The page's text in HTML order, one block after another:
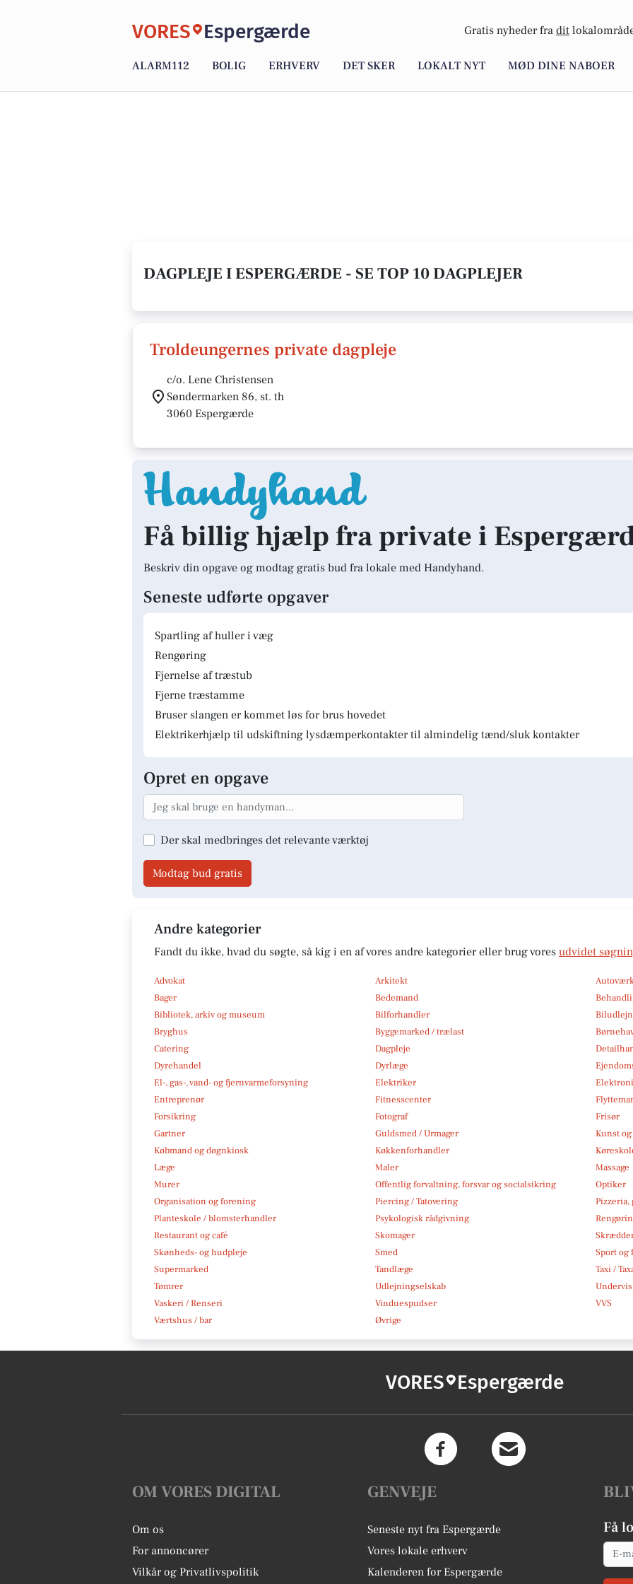
VORES Espergærde Gratis nyheder fra dit
ALARM112 BOLIG ERHVERV DET SKER LOKALT NYT MØD DINE NABOER
DAGPLEJE I ESPERGÆRDE - SE TOP 10 DAGPLEJER
Troldeungernes private dagpleje
c/o. Lene Christensen
Søndermarken 86, st. th
3060 Espergærde
Få billig hjælp fra private i
Beskriv din opgave og modtag gratis bud fra lokale med Handyhand.
Seneste udførte opgaver
Spartling af huller i væg
Rengøring
Fjernelse af træstub
Fjerne træstamme
Bruser slangen er kommet løs for brus hovedet
Elektrikerhjælp til udskiftning lysdæmperkontakter til almindelig tænd/sluk kontakter
Opret en opgave
Der skal medbringes det relevante værktøj
Modtag bud gratis
Andre kategorier
Fandt du ikke, hvad du søgte, så kig i en af vores andre kategorier eller brug vores udvidet
Advokat Arkitekt
Bager
Bedemand
Bibliotek, arkiv og museum
Bilforhandler
Bryghus
Byggemarked / trælast
Catering
Dagpleje
Dyrehandel
Dyrlæge
El-, gas-, vand- og fjernvarmeforsyning
Elektriker
Entreprenør
Fitnesscenter
Forsikring
Fotograf
Frisør
Gartner
Guldsmed / Urmager
Kunst
Købmand og døgnkiosk
Køkkenforhandler
Læge
Maler
Massage
Murer
Offentlig forvaltning, forsvar og socialsikring
Optiker
Organisation og forening
Piercing / Tatovering
Planteskole / blomsterhandler
Psykologisk rådgivning
Restaurant og café
Skomager
Skønheds- og hudpleje
Smed
Sport
Supermarked
Tandlæge
Taxi /
Tømrer
Udlejningselskab
Vaskeri / Renseri
Vinduespudser
VVS
Værtshus / bar
Øvrige
VORES Espergærde
OM VORES DIGITAL
Om os
For annoncører
Vilkår og Privatlivspolitik
GENVEJE
Seneste nyt fra Espergærde
Vores lokale erhverv
Kalenderen for Espergærde
Få
Email